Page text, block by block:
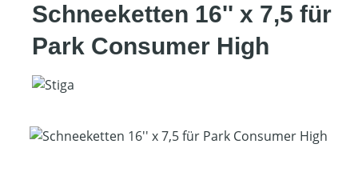
Schneeketten 16'' x 7,5 für
Park Consumer High
Bildergalerie überspringen